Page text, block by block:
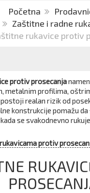
Početna
Zaštitne i radne
rukavice protiv
protiv prosecanja
metalnim profilima,
realan rizik od
konstrukcije pomažu da
se svakodnevno
protiv